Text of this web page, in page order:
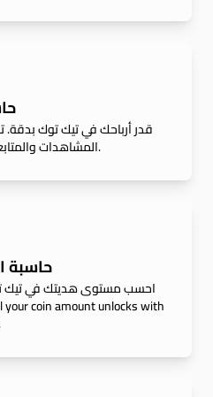
قدر أرباحك في تيك توك بدقة.
المشاهدات والمتابعين والإعجابات لتقدير الدخل.
حاسبة
احسب مستوى هديتك في تيك